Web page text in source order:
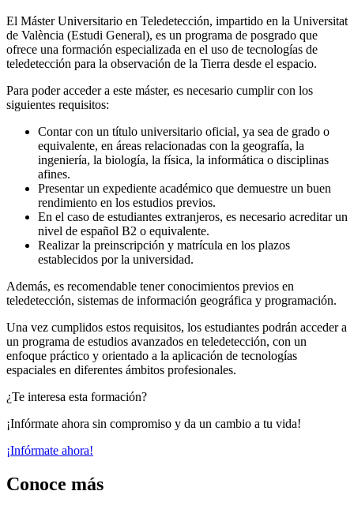
El Máster Universitario en Teledetección, impartido en la Universitat
de València (Estudi General), es un programa de posgrado que
ofrece una formación especializada en el uso de tecnologías de
teledetección para la observación de la Tierra desde el espacio.
Para poder acceder a este máster, es necesario cumplir con los
siguientes requisitos:
Contar con un título universitario oficial, ya sea de grado o
equivalente, en áreas relacionadas con la geografía, la
ingeniería, la biología, la física, la informática o disciplinas
afines.
Presentar un expediente académico que demuestre un buen
rendimiento en los estudios previos.
En el caso de estudiantes extranjeros, es necesario acreditar un
nivel de español B2 o equivalente.
Realizar la preinscripción y matrícula en los plazos
establecidos por la universidad.
Además, es recomendable tener conocimientos previos en
teledetección, sistemas de información geográfica y programación.
Una vez cumplidos estos requisitos, los estudiantes podrán acceder a
un programa de estudios avanzados en teledetección, con un
enfoque práctico y orientado a la aplicación de tecnologías
espaciales en diferentes ámbitos profesionales.
¿Te interesa esta formación?
¡Infórmate ahora sin compromiso y da un cambio a tu vida!
¡Infórmate ahora!
Conoce más